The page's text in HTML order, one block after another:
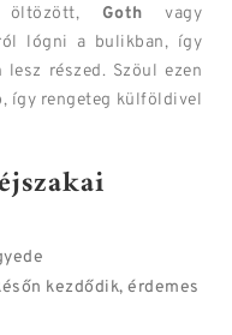
Goth vagy
lógni a bulikban, így
részed. Szöul ezen
így rengeteg külföldivel
kezdődik, érdemes